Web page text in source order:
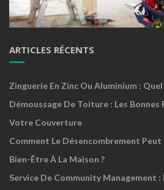
ARTICLES RÉCENTS
Zinguerie En Zinc Ou Aluminium :
Démoussage De Toiture : Les
Votre Couverture
Comment Le Désencombrement
Bien-Être À La Maison ?
Service De Community Management